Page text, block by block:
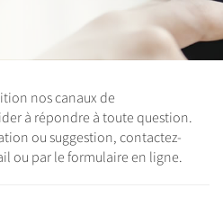
nos canaux de
à répondre à toute question.
ou suggestion, contactez-
ou par le formulaire en ligne.